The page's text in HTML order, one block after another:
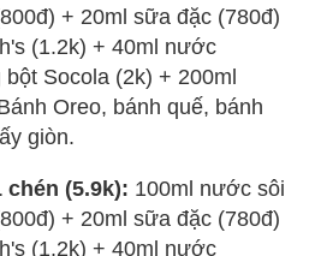
+ 20ml sữa đặc (780đ)
(1.2k) + 40ml nước
Socola (2k) + 200ml
Oreo, bánh quế, bánh
giòn.
chén (5.9k): 100ml nước sôi
+ 20ml sữa đặc (780đ)
(1.2k) + 40ml nước